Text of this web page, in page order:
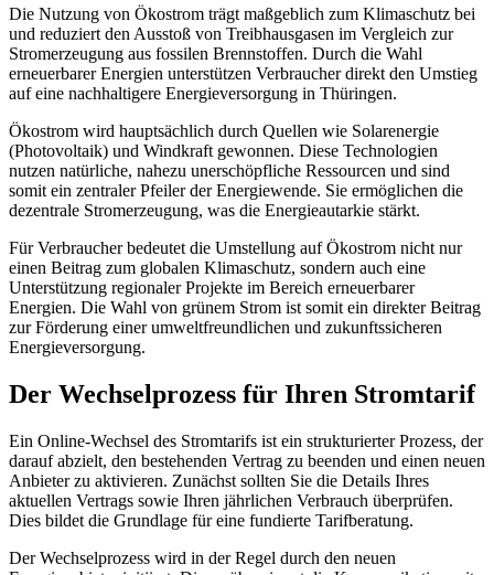
Die Nutzung von Ökostrom trägt maßgeblich zum Klimaschutz bei
und reduziert den Ausstoß von Treibhausgasen im Vergleich zur
Stromerzeugung aus fossilen Brennstoffen. Durch die Wahl
erneuerbarer Energien unterstützen Verbraucher direkt den Umstieg
auf eine nachhaltigere Energieversorgung in Thüringen.
Ökostrom wird hauptsächlich durch Quellen wie Solarenergie
(Photovoltaik) und Windkraft gewonnen. Diese Technologien
nutzen natürliche, nahezu unerschöpfliche Ressourcen und sind
somit ein zentraler Pfeiler der Energiewende. Sie ermöglichen die
dezentrale Stromerzeugung, was die Energieautarkie stärkt.
Für Verbraucher bedeutet die Umstellung auf Ökostrom nicht nur
einen Beitrag zum globalen Klimaschutz, sondern auch eine
Unterstützung regionaler Projekte im Bereich erneuerbarer
Energien. Die Wahl von grünem Strom ist somit ein direkter Beitrag
zur Förderung einer umweltfreundlichen und zukunftssicheren
Energieversorgung.
Der Wechselprozess für Ihren Stromtarif
Ein Online-Wechsel des Stromtarifs ist ein strukturierter Prozess, der
darauf abzielt, den bestehenden Vertrag zu beenden und einen neuen
Anbieter zu aktivieren. Zunächst sollten Sie die Details Ihres
aktuellen Vertrags sowie Ihren jährlichen Verbrauch überprüfen.
Dies bildet die Grundlage für eine fundierte Tarifberatung.
Der Wechselprozess wird in der Regel durch den neuen